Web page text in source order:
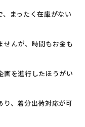
まったく在庫がない
せんが、時間もお金も
画を進行したほうがい
り、着分出荷対応が可